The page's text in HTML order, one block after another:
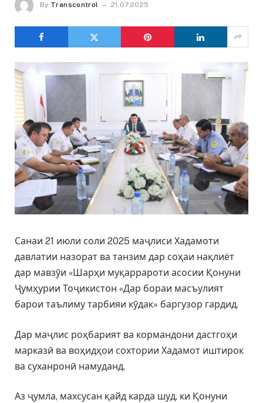
By Transcontrol 21.07.2025
Санаи 21 июли соли 2025 маҷлиси Хадамоти
давлатии назорат ва танзим дар соҳаи нақлиёт
дар мавзӯи «Шарҳи муқаррароти асосии Қонуни
Ҷумҳурии Тоҷикистон «Дар бораи масъулият
барои таълиму тарбияи кӯдак» баргузор гардид.
Дар маҷлис роҳбарият ва кормандони дастгоҳи
марказӣ ва воҳидҳои сохтории Хадамот иштирок
ва суханронӣ намуданд.
Аз ҷумла, махсусан қайд карда шуд, ки Қонуни